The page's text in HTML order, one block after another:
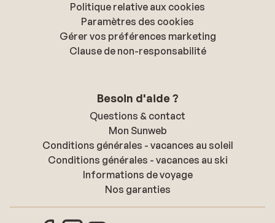
Politique relative aux cookies
Paramètres des cookies
Gérer vos préférences marketing
Clause de non-responsabilité
Besoin d'aide ?
Questions & contact
Mon Sunweb
Conditions générales - vacances au soleil
Conditions générales - vacances au ski
Informations de voyage
Nos garanties